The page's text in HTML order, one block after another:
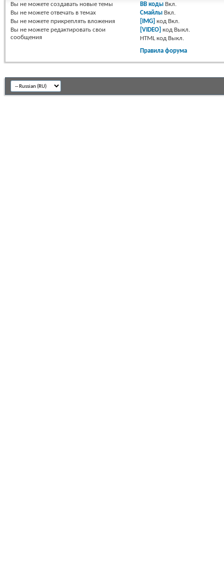
Вы не можете создавать новые темы
Вы не можете отвечать в темах
Вы не можете прикреплять вложения
Вы не можете редактировать свои
сообщения
BB коды Вкл.
Смайлы Вкл.
[IMG] код Вкл.
[VIDEO] код Выкл.
HTML код Выкл.
Правила форума